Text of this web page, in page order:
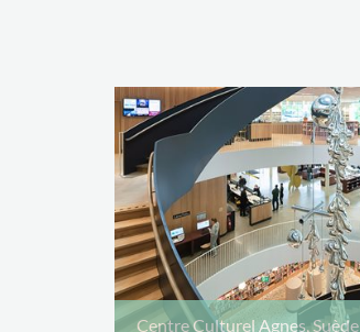
Centre Culturel Agnes, Suède